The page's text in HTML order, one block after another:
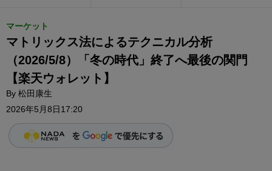
マーケット
マトリックス法によるテクニカル分析
（2026/5/8）「冬の時代」終了へ最後の関門
【楽天ウォレット】
By 松田康生
2026年5月8日17:20